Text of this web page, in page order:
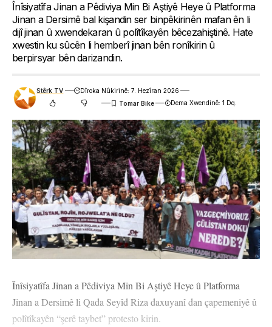
Înîsiyatîfa Jinan a Pêdiviya Min Bi Aştiyê Heye û Platforma
Jinan a Dersimê bal kişandin ser binpêkirinên mafan ên li
dijî jinan û xwendekaran û polîtîkayên bêcezahiştinê. Hate
xwestin ku sûcên li hemberî jinan bên ronîkirin û
berpirsyar bên darizandin.
Stêrk TV
Dîroka Nûkirinê: 7. Hezîran 2026
Dema Xwendinê: 1 Dq.
Înîsiyatîfa Jinan a Pêdiviya Min Bi Aştiyê Heye û Platforma
Jinan a Dersimê li Qada Seyîd Riza daxuyanî dan çapemeniyê û
polîtîkayên “şerê taybet” protesto kirin.